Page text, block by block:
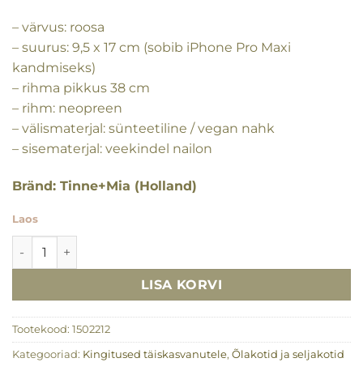
– värvus: roosa
– suurus: 9,5 x 17 cm (sobib iPhone Pro Maxi
kandmiseks)
– rihma pikkus 38 cm
– rihm: neopreen
– välismaterjal: sünteetiline / vegan nahk
– sisematerjal: veekindel nailon
Bränd: Tinne+Mia (Holland)
Laos
Telefonikott-ümbrik Odil, puuder beež kogus
LISA KORVI
Tootekood: 1502212
Kategooriad: Kingitused täiskasvanutele, Õlakotid ja seljakotid